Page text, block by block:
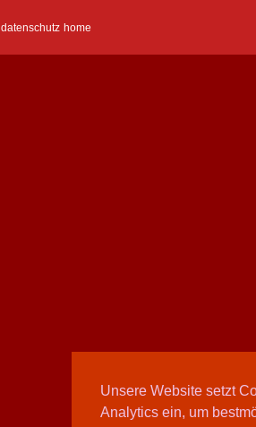
Unsere Website setzt
Analytics ein, um
datenschutz home